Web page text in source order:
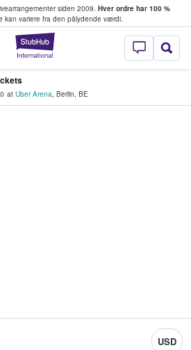
siden 2009. Hver ordre har 100 %
kan variere fra den pålydende værdi.
StubHub - Hvor
billetter
at Uber Arena, Berlin, BE
USD